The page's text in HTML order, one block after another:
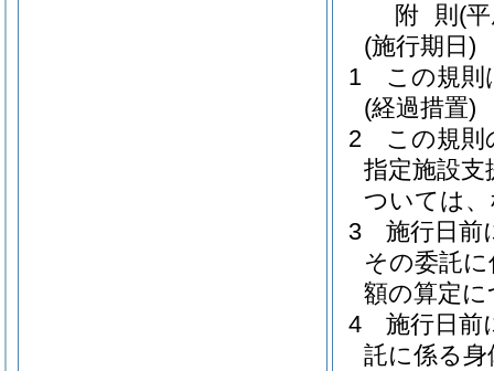
附 則 (
(施行期日)
1
この規則
(経過措置)
2
この規則
指定施設支
ついては
3
施行日前
その委託
額の算定
4
施行日前
託に係る